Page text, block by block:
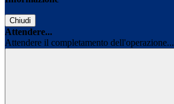
Chiudi
Attendere...
Attendere il completamento dell'operazione...